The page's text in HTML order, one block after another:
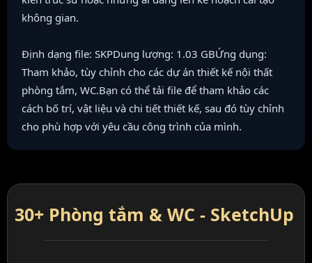
không gian.
Định dạng file: SKPDung lượng: 1.03 GBỨng dụng:
Tham khảo, tùy chỉnh cho các dự án thiết kế nội thất
phòng tắm, WC.Bạn có thể tải file để tham khảo các
cách bố trí, vật liệu và chi tiết thiết kế, sau đó tùy chỉnh
cho phù hợp với yêu cầu công trình của mình.
30+ Phòng tắm & WC - SketchUp